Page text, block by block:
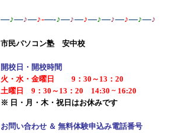
—♪—♪—♪-—-♪—♪—♪—♪—♪—♪—♪—♪
市民パソコン塾 安中校
開校日・開校時間
火・水・金曜日 9：30～13：20
土曜日 9：30～13：20 14:30 ~ 16:20
※ 日・月・木・祝日はお休みです
お問い合わせ ＆ 無料体験申込み電話番号